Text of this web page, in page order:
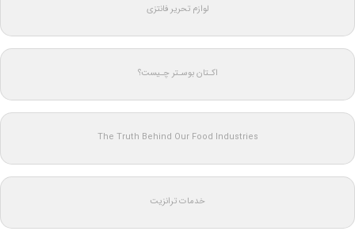
لوازم تحریر فانتزی
اکـتان بوسـتر چـیست؟
The Truth Behind Our Food Industries
خدمات ترانزیت